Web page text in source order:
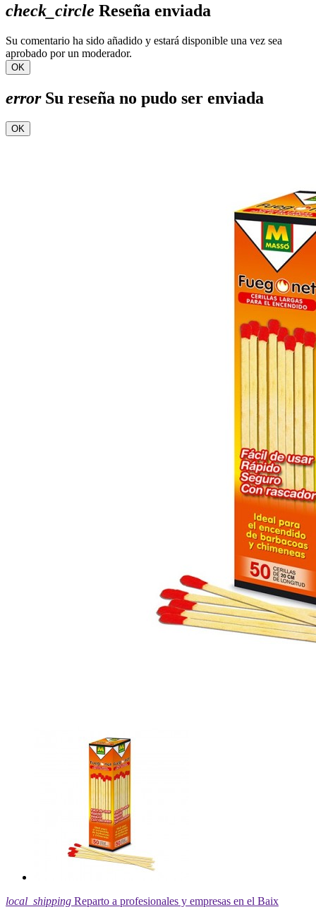
check_circle Reseña enviada
Su comentario ha sido añadido y estará disponible una vez sea
aprobado por un moderador.
OK
errorSu reseña no pudo ser enviada
OK
local_shipping Reparto a profesionales y empresas en el Baix